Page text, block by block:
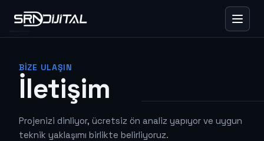
BIZE ULAŞIN
İletişim
Projenizi dinliyor, ücretsiz ön analiz yapıyor ve uygun
teknik yaklaşımı birlikte belirliyoruz.